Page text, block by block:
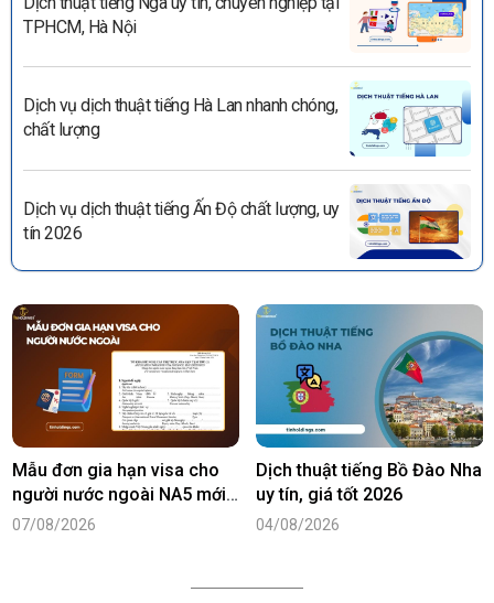
TPHCM, Hà Nội
Dịch vụ dịch thuật tiếng Hà Lan nhanh chóng,
chất lượng
Dịch vụ dịch thuật tiếng Ấn Độ chất lượng, uy
tín 2026
Mẫu đơn gia hạn visa cho
người nước ngoài NA5 mới
nhất năm 2026
07/08/2026
Dịch thuật tiếng Bồ Đào Nha
uy tín, giá tốt 2026
04/08/2026